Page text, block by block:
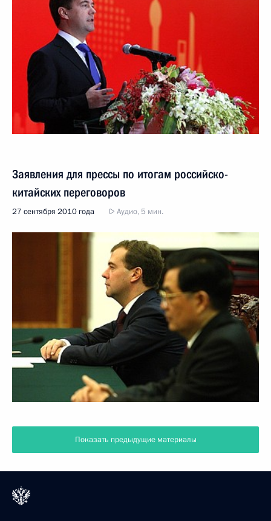
Заявления для прессы по итогам российско-
китайских переговоров
27 сентября 2010 года Аудио, 5 мин.
Показать предыдущие материалы